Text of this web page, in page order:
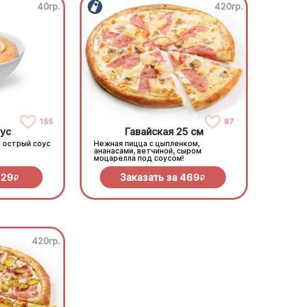
40гр.
155
острый соус
29R
420гр.
87
Гавайская 25 см
Нежная пицца с цыпленком,
ананасами, ветчиной, сыром
моцарелла под соусом!
Заказать за 469R
420гр.